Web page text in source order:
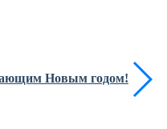
Новым годом!